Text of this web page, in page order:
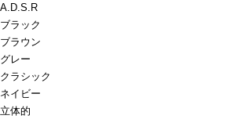
A.D.S.R
ブラック
ブラウン
グレー
クラシック
ネイビー
立体的